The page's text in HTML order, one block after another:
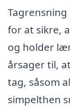
for at sikre,
og holder
årsager til,
tag, såsom
simpelthen